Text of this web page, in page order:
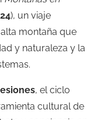
), un viaje
montaña que
y naturaleza y la
, el ciclo
cultural de